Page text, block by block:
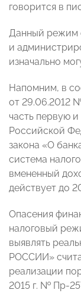
говорится в
Данный режим
и
изначально
Напомним, в
от 29.06.2012
часть первую
Российской
закона «О
система
вмененный
действует до
Опасения
налоговый
выявлять
РОССИИ»
реализации
2015 г. № Пр-